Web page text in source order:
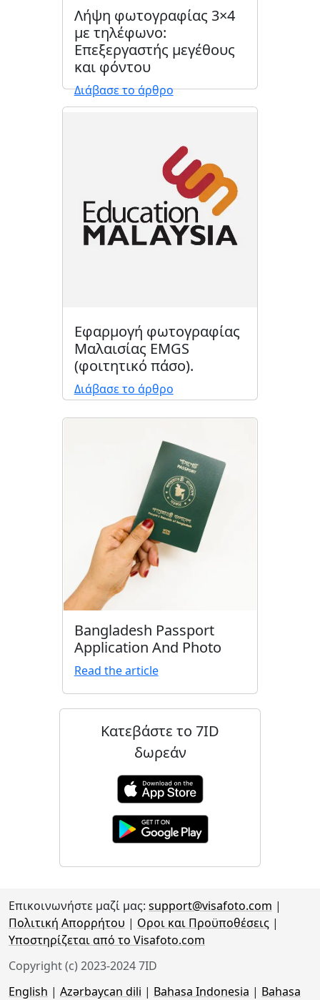
Λήψη φωτογραφίας 3×4
με τηλέφωνο:
Επεξεργαστής μεγέθους
και φόντου
Διάβασε το άρθρο
Εφαρμογή φωτογραφίας
Μαλαισίας EMGS
(φοιτητικό πάσο).
Διάβασε το άρθρο
Bangladesh Passport
Application And Photo
Read the article
Κατεβάστε το 7ID
δωρεάν
Επικοινωνήστε μαζί μας: support@visafoto.com |
Πολιτική Απορρήτου | Οροι και Προϋποθέσεις |
Υποστηρίζεται από το Visafoto.com
Copyright (c) 2023-2024 7ID
English | Azərbaycan dili | Bahasa Indonesia | Bahasa